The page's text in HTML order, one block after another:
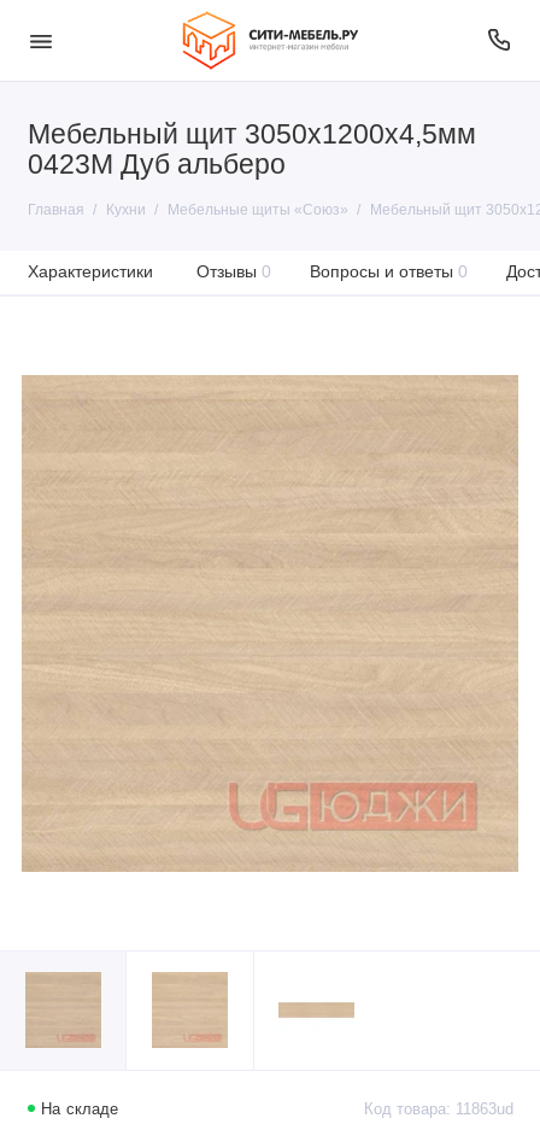
Мебельный щит 3050х1200х4,5мм
0423М Дуб альберо
Главная Кухни Мебельные щиты «Союз» Мебельный щит
Характеристики Отзывы 0 Вопросы и ответы 0
На складе Код товара: 11863ud